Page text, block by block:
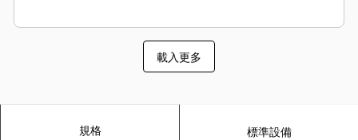
載入更多
規格 標準設備